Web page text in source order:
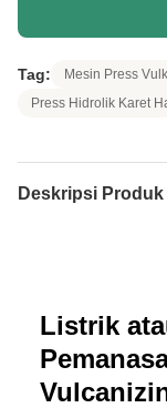
Tag:
Mesin Press
Press Hidrolik Karet
Deskripsi Produk
Listrik